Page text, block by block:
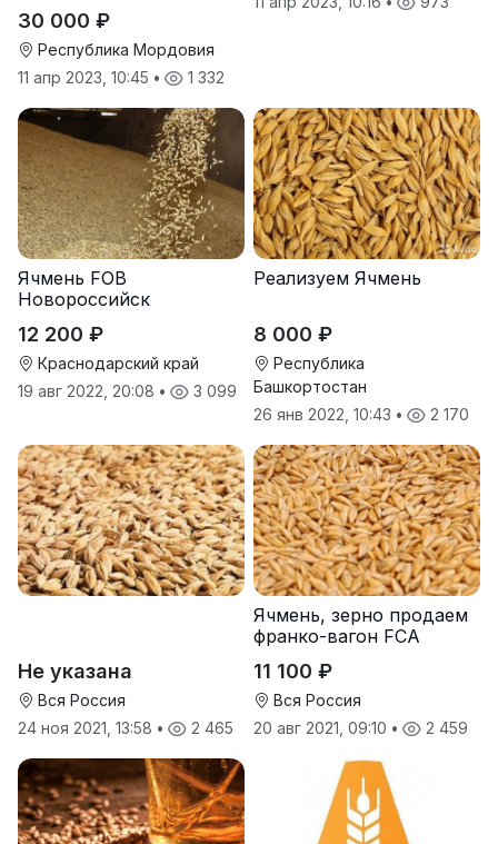
30 000 ₽
Республика Мордовия
11 апр 2023, 10:45 • 1 332
Ячмень FOB
Новороссийск
12 200 ₽
Краснодарский край
19 авг 2022, 20:08 • 3 099
Реализуем Ячмень
8 000 ₽
Республика
Башкортостан
26 янв 2022, 10:43 • 2 170
Не указана
Вся Россия
24 ноя 2021, 13:58 • 2 465
Ячмень, зерно продаем
франко-вагон FCA
11 100 ₽
Вся Россия
20 авг 2021, 09:10 • 2 459